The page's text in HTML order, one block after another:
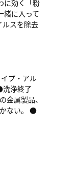
に効く「粉
緒に入って
ルスを除去
プ・アル
洗浄終了
属製品、
ない。 ●